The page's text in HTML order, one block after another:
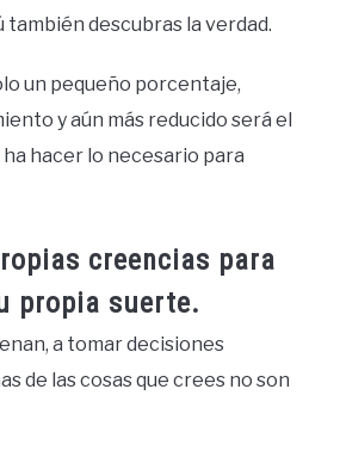
también descubras la verdad.
un pequeño porcentaje,
y aún más reducido será el
hacer lo necesario para
creencias para
propia suerte.
a tomar decisiones
de las cosas que crees no son